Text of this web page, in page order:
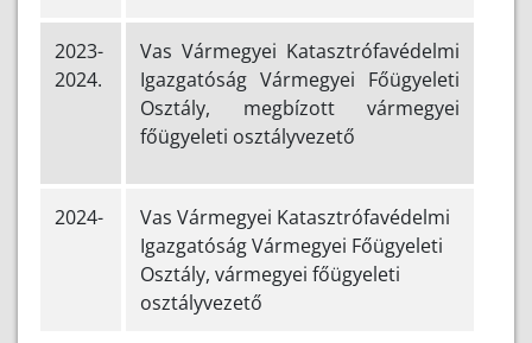
2023-
2024.
Vas Vármegyei Katasztrófavédelmi
Igazgatóság Vármegyei Főügyeleti
Osztály, megbízott vármegyei
főügyeleti osztályvezető
2024-
Vas Vármegyei Katasztrófavédelmi
Igazgatóság Vármegyei Főügyeleti
Osztály, vármegyei főügyeleti
osztályvezető